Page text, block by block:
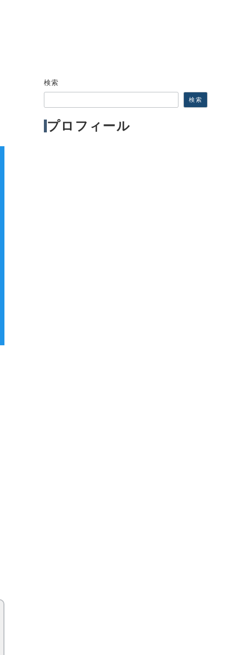
検索
検索
プロフィール